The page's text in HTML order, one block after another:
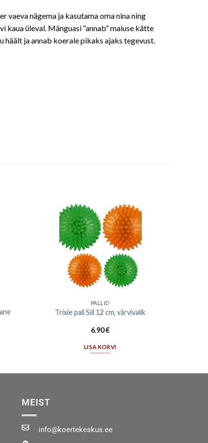
nägema ja kasutama oma nina ning
kaua üleval. Mänguasi “annab” maiuse kätte
ja annab koerale pikaks ajaks tegevust.
PALLID
Trixie pall Siil 12 cm, värvivalik
6.90€
LISA KORVI
MEIST
info@koertekeskus.ee